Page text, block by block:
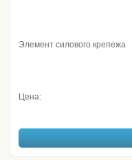
Элемент силового крепежа
Цена: